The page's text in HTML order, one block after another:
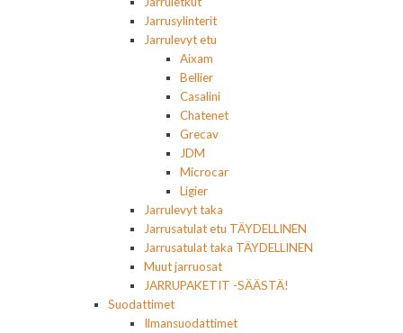
Jarrusylinterit
Jarrulevyt etu
Aixam
Bellier
Casalini
Chatenet
Grecav
JDM
Microcar
Ligier
Jarrulevyt taka
Jarrusatulat etu TÄYDELLINEN
Jarrusatulat taka TÄYDELLINEN
Muut jarruosat
JARRUPAKETIT -SÄÄSTÄ!
Suodattimet
Ilmansuodattimet